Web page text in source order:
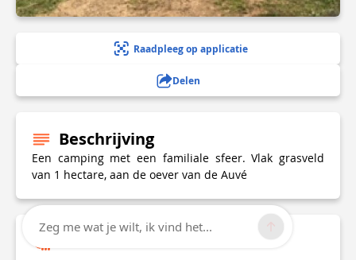
Raadpleeg op applicatie
Delen
Beschrijving
Een camping met een familiale sfeer. Vlak grasveld
van 1 hectare, aan de oever van de Auvé
Technische informatie
Zeg me wat je wilt, ik vind het...